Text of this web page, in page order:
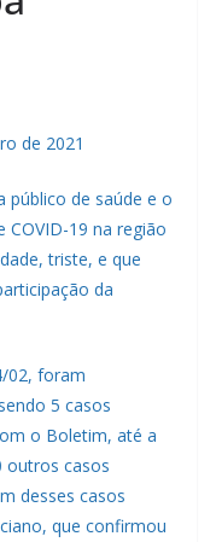
de 2021
público de saúde e o
19 na região
triste, e que
da
02, foram
5 casos
o Boletim, até a
outros casos
desses casos
que confirmou